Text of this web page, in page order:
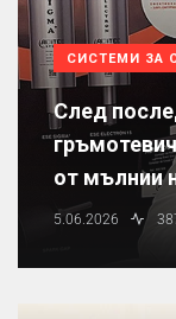
СИСТЕМИ ЗА
След
от мълнии
5.06.2026